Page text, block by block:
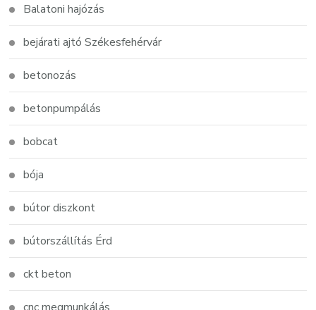
Balatoni hajózás
bejárati ajtó Székesfehérvár
betonozás
betonpumpálás
bobcat
bója
bútor diszkont
bútorszállítás Érd
ckt beton